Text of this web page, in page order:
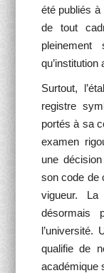
été publiés
de tout
Surtout,
registre
portés à sa
examen
une
son code de
vigueur. La
désormais
l’université.
qualifie de
académique